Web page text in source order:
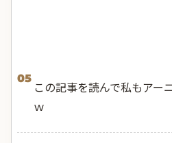
05
この記事を読んで私もアー
ｗ